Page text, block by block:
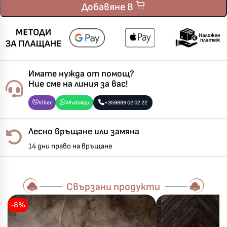
Добавяне В
Имате нужда от помощ?
Ние сме на линия за вас!
Viber WhatsApp +359889 02 02 22
Лесно връщане или замяна
14 дни право на връщане
Свързани продукти
-8%